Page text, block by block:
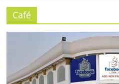
SME
แห่ง
Café